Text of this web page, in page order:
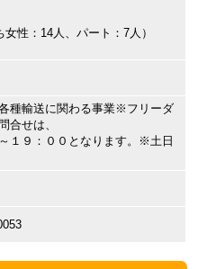
女性：14人、パート：7人）
種輸送に関わる事業※フリーダ
合せは、
１９：００となります。※土日